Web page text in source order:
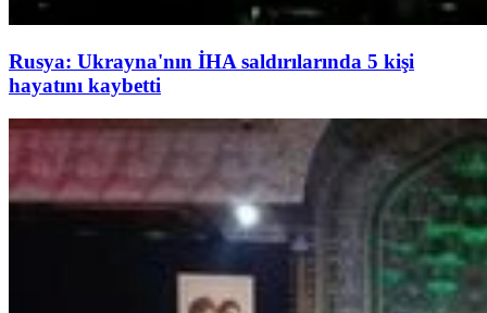
Rusya: Ukrayna'nın İHA saldırılarında 5 kişi
hayatını kaybetti